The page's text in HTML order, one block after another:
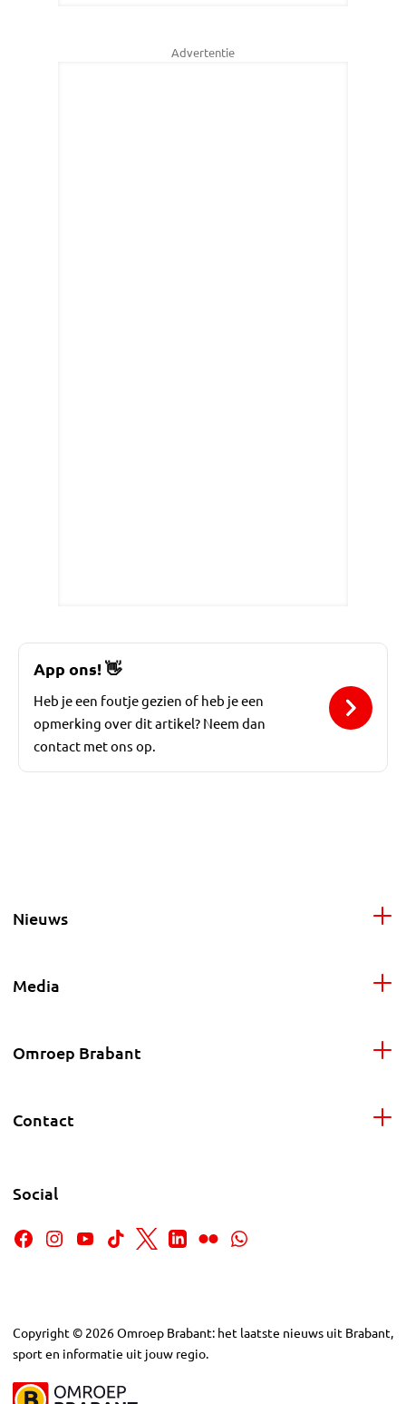
Advertentie
App ons!👋
Heb je een foutje gezien of heb je een
opmerking over dit artikel? Neem dan
contact met ons op.
Nieuws
Media
Omroep Brabant
Contact
Social
Copyright © 2026Omroep Brabant: het laatste nieuws uit Brabant,
sport en informatie uit jouw regio.